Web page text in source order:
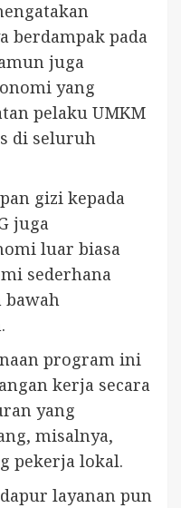
berdampak pada
juga
yang
pelaku UMKM
di seluruh
gizi kepada
juga
luar biasa
sederhana
program ini
kerja secara
yang
misalnya,
pekerja lokal.
layanan pun